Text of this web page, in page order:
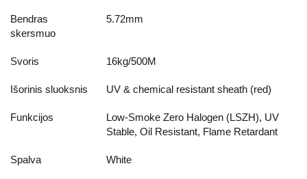
Bendras
skersmuo
5.72mm
Svoris 16kg/500M
Išorinis sluoksnis UV & chemical resistant sheath (red)
Funkcijos
Low-Smoke Zero Halogen (LSZH), UV
Stable, Oil Resistant, Flame Retardant
Spalva White